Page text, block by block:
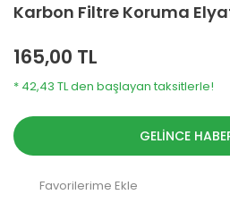
Karbon Filtre Koruma
165,00 TL
* 42,43 TL den başlayan taksitlerle!
GELİNCE